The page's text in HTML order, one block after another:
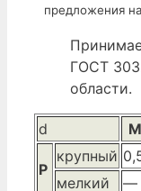
предложения
ГОСТ
области.
d
P
крупный
мелкий
—